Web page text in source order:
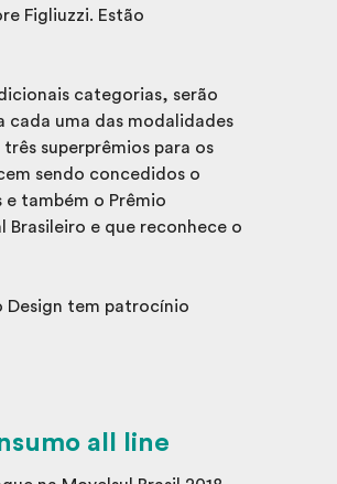
Figliuzzi. Estão
categorias, serão
cada uma das modalidades
superprêmios para os
sendo concedidos o
também o Prêmio
Brasileiro e que reconhece o
Design tem patrocínio
all line